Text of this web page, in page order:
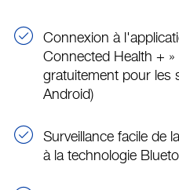
Connexion à
Connected Health + »
gratuitement pour les
Android)
Surveillance facile de
à la technologie